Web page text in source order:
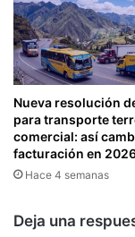
Nueva resolución
para transporte
comercial: así
facturación en
Hace 4 semanas
Deja una